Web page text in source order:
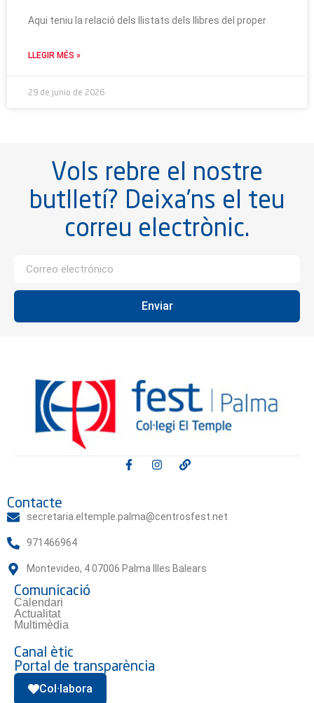
Aqui teniu la relació dels llistats dels llibres del proper
LLEGIR MÉS »
29 de junio de 2026
Vols rebre el nostre
butlletí? Deixa’ns el teu
correu electrònic.
Enviar
Contacte
secretaria.eltemple.palma@centrosfest.net
971466964
Montevideo, 4 07006 Palma Illes Balears
Comunicació
Calendari
Actualitat
Multimèdia
Canal ètic
Portal de transparència
Col·labora